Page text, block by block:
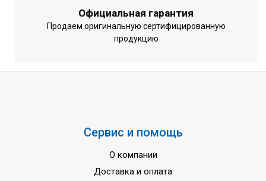
-20 ... +15,5 oC
Официальная гарантия
Продаем оригинальную сертифицированную
продукцию
Сервис и помощь
О компании
Доставка и оплата